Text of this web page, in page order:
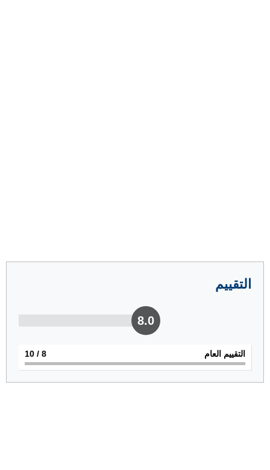
التقييم
8.0
التقييم العام 8
/ 10